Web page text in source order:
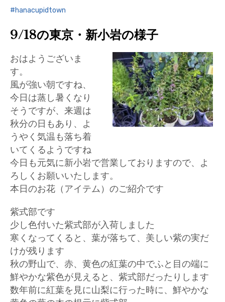
hanacupidtown
9/18の東京・新小岩の様子
おはようございま
す。
風が強い朝ですね、
今日は蒸し暑くなり
そうですが、来週は
秋分の日もあり、よ
うやく気温も落ち着
いてくるようですね
今日も元気に新小岩で営業しておりますので、よ
ろしくお願いいたします。
本日のお花（アイテム）のご紹介です
紫式部です
少し色付いた紫式部が入荷しました
寒くなってくると、葉が落ちて、美しい紫の実だ
けが残ります
秋の野山で、赤、黄色の紅葉の中でふと目の端に
鮮やかな紫色が見えると、紫式部だったりします
数年前に紅葉を見に山梨に行った時に、鮮やかな